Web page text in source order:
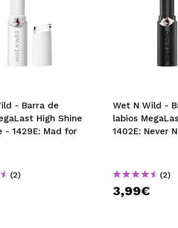
- Barra de
High Shine
- 1429E: Mad for
(2)
Wet N Wild -
labios
1402E: Never
(2)
3,99€